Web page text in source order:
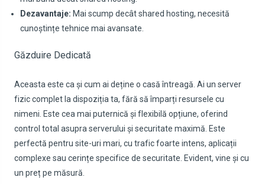
Dezavantaje: Mai scump decât shared hosting, necesită
cunoștințe tehnice mai avansate.
Găzduire Dedicată
Aceasta este ca și cum ai deține o casă întreagă. Ai un server
fizic complet la dispoziția ta, fără să împarți resursele cu
nimeni. Este cea mai puternică și flexibilă opțiune, oferind
control total asupra serverului și securitate maximă. Este
perfectă pentru site-uri mari, cu trafic foarte intens, aplicații
complexe sau cerințe specifice de securitate. Evident, vine și cu
un preț pe măsură.